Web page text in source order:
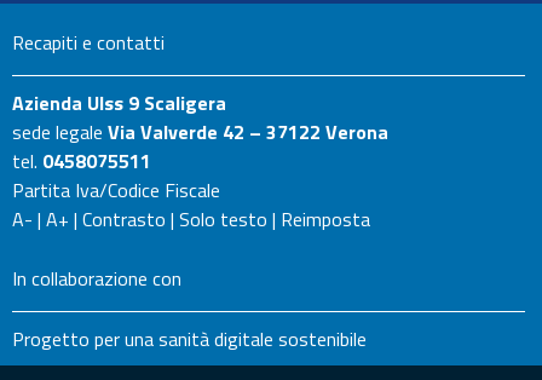
Recapiti e contatti
Azienda Ulss 9 Scaligera
sede legale Via Valverde 42 – 37122 Verona
tel. 0458075511
Partita Iva/Codice Fiscale
A- | A+ | Contrasto | Solo testo | Reimposta
In collaborazione con
Progetto per una sanità digitale sostenibile